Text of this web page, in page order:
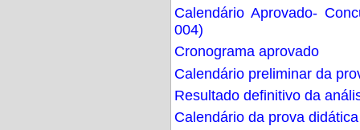
Calendário Aprovado-
004)
Cronograma aprovado
Calendário preliminar da
Resultado definitivo da
Calendário da prova didática